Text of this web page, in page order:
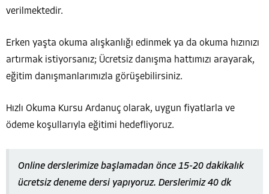
verilmektedir.
Erken yaşta okuma alışkanlığı edinmek ya da okuma hızınızı
artırmak istiyorsanız; Ücretsiz danışma hattımızı arayarak,
eğitim danışmanlarımızla görüşebilirsiniz.
Hızlı Okuma Kursu Ardanuç olarak, uygun fiyatlarla ve
ödeme koşullarıyla eğitimi hedefliyoruz.
Online derslerimize başlamadan önce 15-20 dakikalık
ücretsiz deneme dersi yapıyoruz. Derslerimiz 40 dk